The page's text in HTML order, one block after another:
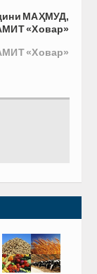
МАҲМУД,
«Ховар»
«Ховар»